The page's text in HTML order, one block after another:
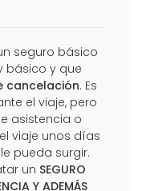
seguro básico
básico y que
cancelación. Es
el viaje, pero
asistencia o
viaje unos días
pueda surgir.
un SEGURO
Y ADEMÁS